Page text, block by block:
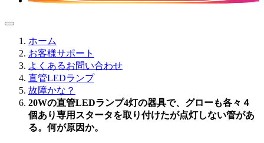
ホーム
お客様サポート
よくあるお問い合わせ
直管LEDランプ
故障かな？
20Wの直管LEDランプ4灯の器具で、グローも各々４
個あり専用スタータを取り付けたが点灯しない管があ
る。何が原因か。